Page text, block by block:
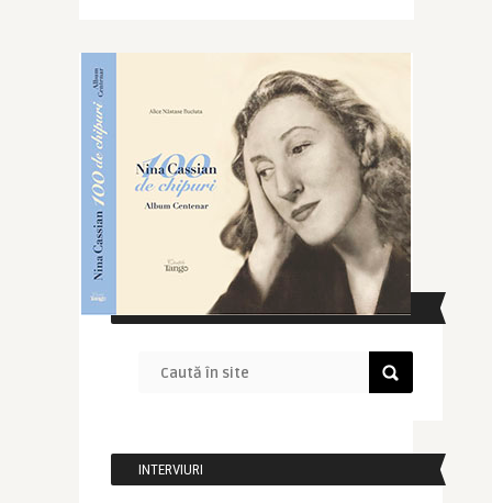
CAUTĂ ÎN SITE
INTERVIURI